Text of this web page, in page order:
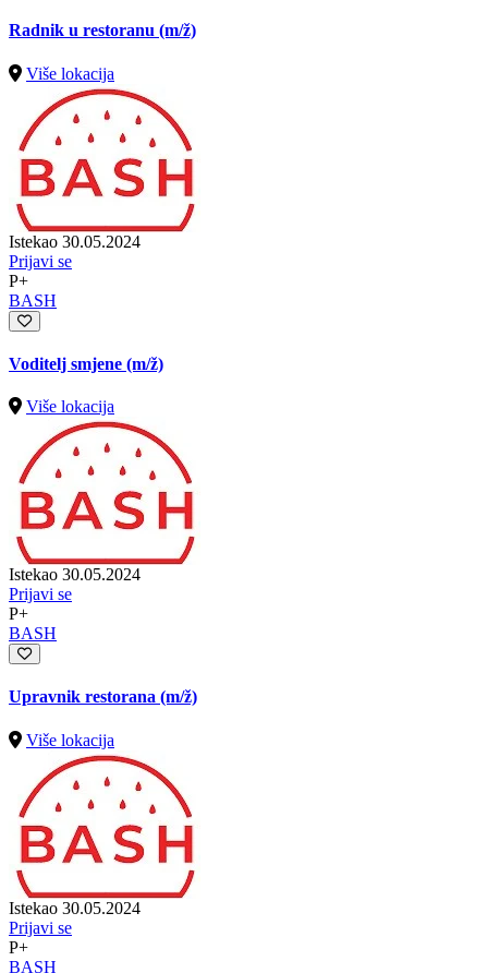
Radnik u restoranu (m/ž)
Više lokacija
Istekao 30.05.2024
Prijavi se
P+
BASH
Voditelj smjene (m/ž)
Više lokacija
Istekao 30.05.2024
Prijavi se
P+
BASH
Upravnik restorana (m/ž)
Više lokacija
Istekao 30.05.2024
Prijavi se
P+
BASH